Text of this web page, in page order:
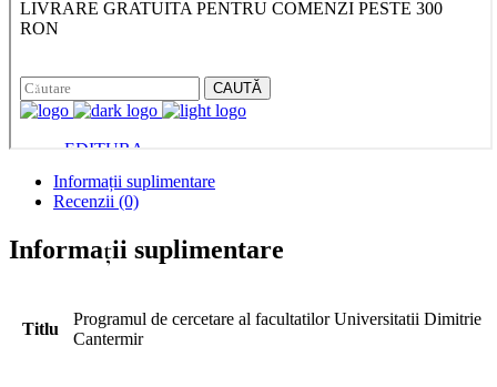
Informații suplimentare
Recenzii (0)
Informații suplimentare
Titlu
Programul de cercetare al facultatilor Universitatii Dimitrie
Cantermir